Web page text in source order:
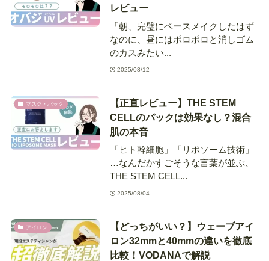
レビュー
「朝、完璧にベースメイクしたはず
なのに、昼にはポロポロと消しゴム
のカスみたい...
2025/08/12
マスク・パック
【正直レビュー】THE STEM
CELLのパックは効果なし？混合
肌の本音
「ヒト幹細胞」「リポソーム技術」
…なんだかすごそうな言葉が並ぶ、
THE STEM CELL...
2025/08/04
アイロン
【どっちがいい？】ウェーブアイ
ロン32mmと40mmの違いを徹底
比較！VODANAで解説